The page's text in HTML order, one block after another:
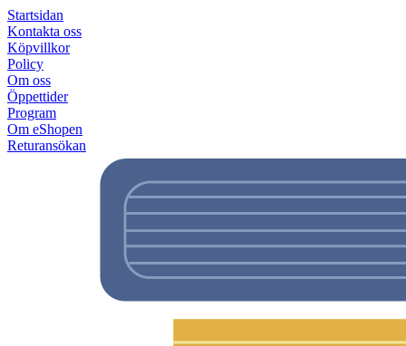
Startsidan
Kontakta oss
Köpvillkor
Policy
Om oss
Öppettider
Program
Om eShopen
Returansökan